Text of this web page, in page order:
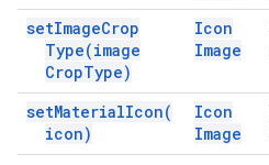
setImageCrop
Type(image
CropType)
Icon
Image
setMaterialIcon(
icon)
Icon
Image